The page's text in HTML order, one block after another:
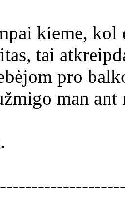
kieme, kol
tai
pro
man